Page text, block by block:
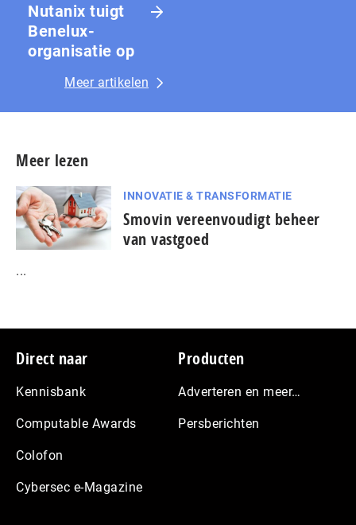
Nutanix tuigt
Benelux-
organisatie op
Meer artikelen
Meer lezen
INNOVATIE & TRANSFORMATIE
Smovin vereenvoudigt beheer
van vastgoed
...
Footer
Direct naar
Kennisbank
Computable Awards
Colofon
Cybersec e-Magazine
Producten
Adverteren en meer…
Persberichten